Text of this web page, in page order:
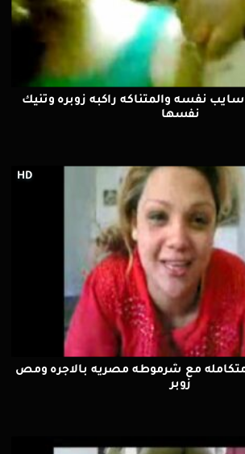
نفسه والمتناكه راكبه زوبره وتنيك
نفسها
HD
مع شرموطه مصريه بالاجره ومص
زوبر